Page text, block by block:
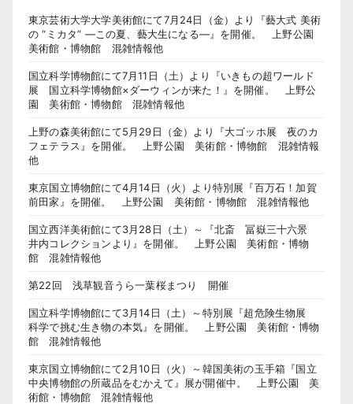
東京芸術大学大学美術館にて7月24日（金）より『藝大式 美術
の “ミカタ” ―この夏、藝大生になる―』を開催。 上野公園
美術館・博物館 混雑情報他
国立科学博物館にて7月11日（土）より『いきもの超ワールド
展 国立科学博物館×ダーウィンが来た！』を開催。 上野公
園 美術館・博物館 混雑情報他
上野の森美術館にて5月29日（金）より『大ゴッホ展 夜のカ
フェテラス』を開催。 上野公園 美術館・博物館 混雑情報
他
東京国立博物館にて4月14日（火）より特別展『百万石！加賀
前田家』を開催。 上野公園 美術館・博物館 混雑情報他
国立西洋美術館にて3月28日（土）～『北斎 冨嶽三十六景
井内コレクションより』を開催。 上野公園 美術館・博物
館 混雑情報他
第22回 浅草観音うら一葉桜まつり 開催
国立科学博物館にて3月14日（土）～特別展『超危険生物展
科学で挑む生き物の本気』を開催。 上野公園 美術館・博物
館 混雑情報他
東京国立博物館にて2月10日（火）～韓国美術の玉手箱『国立
中央博物館の所蔵品をむかえて』展が開催中。 上野公園 美
術館・博物館 混雑情報他